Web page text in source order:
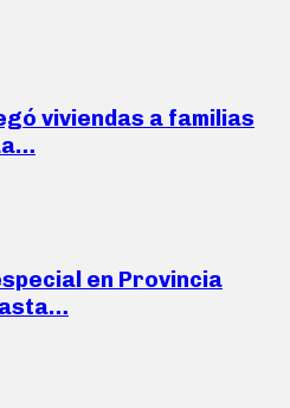
viviendas a familias
en Provincia